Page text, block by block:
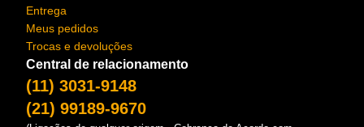
Entrega
Meus pedidos
Trocas e devoluções
Central de relacionamento
(11) 3031-9148
(21) 99189-9670